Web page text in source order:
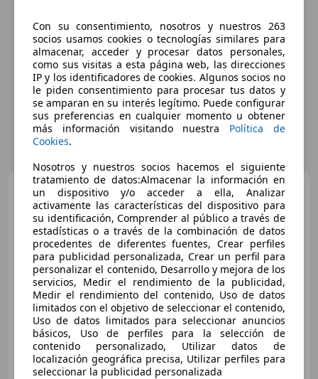
Porsche 911
911 Turbo S
Coupé PDK
€ 197.000
Sin comparación
12/2021 2.890 km Gasolina 478 kW (650 CV)
Particular
Con su consentimiento, nosotros y nuestros 263
socios usamos cookies o tecnologías similares para
almacenar, acceder y procesar datos personales,
como sus visitas a esta página web, las direcciones
IP y los identificadores de cookies. Algunos socios no
le piden consentimiento para procesar tus datos y
se amparan en su interés legítimo. Puede configurar
sus preferencias en cualquier momento u obtener
más información visitando nuestra Política de
Cookies.
Nosotros y nuestros socios hacemos el siguiente
tratamiento de datos:Almacenar la información en
un dispositivo y/o acceder a ella, Analizar
activamente las características del dispositivo para
su identificación, Comprender al público a través de
estadísticas o a través de la combinación de datos
procedentes de diferentes fuentes, Crear perfiles
para publicidad personalizada, Crear un perfil para
personalizar el contenido, Desarrollo y mejora de los
servicios, Medir el rendimiento de la publicidad,
Medir el rendimiento del contenido, Uso de datos
limitados con el objetivo de seleccionar el contenido,
Uso de datos limitados para seleccionar anuncios
básicos, Uso de perfiles para la selección de
contenido personalizado, Utilizar datos de
localización geográfica precisa, Utilizar perfiles para
seleccionar la publicidad personalizada